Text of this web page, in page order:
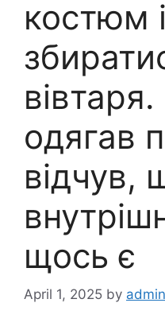
костюм і
одягав
відчув,
щось є
April 1, 2025 by admin